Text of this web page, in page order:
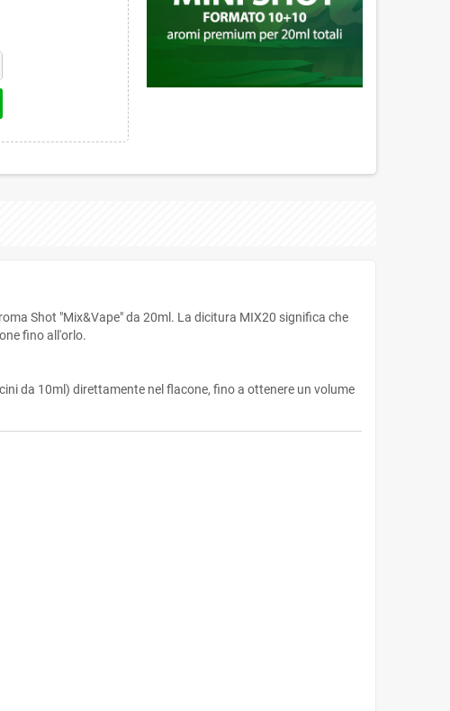
Shot "Mix&Vape" da 20ml. La dicitura MIX20 significa che
fino all'orlo.
da 10ml) direttamente nel flacone, fino a ottenere un volume